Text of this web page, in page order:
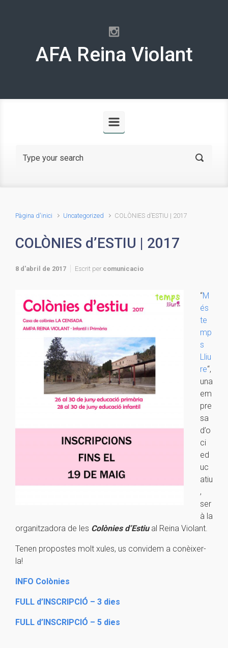
AFA Reina Violant
Pàgina d'inici Uncategorized COLÒNIES d’ESTIU | 2017
COLÒNIES d’ESTIU | 2017
8 d'abril de 2017 Escrit per comunicacio
“M
és
te
mp
s
Lliu
re“,
una
em
pre
sa
d’o
ci
ed
uc
atiu
,
ser
à la
organitzadora de les Colònies d’Estiual Reina Violant.
Tenen propostes molt xules, us convidem a conèixer-
la!
INFO Colònies
FULL d’INSCRIPCIÓ – 3 dies
FULL d’INSCRIPCIÓ – 5 dies